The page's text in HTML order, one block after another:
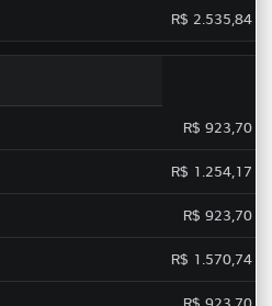
R$ 2.535,84
R$ 923,70
R$ 1.254,17
R$ 923,70
R$ 1.570,74